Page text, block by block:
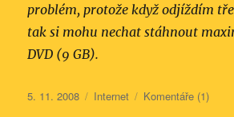
problém, protože když odjíždím
tak si mohu nechat stáhnout
DVD (9 GB).
Publikováno:
5. 11. 2008 Rubriky:
Internet Komentáře (1)